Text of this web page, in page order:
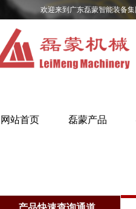
欢迎来到广东磊蒙智能装备
网站首页 磊蒙产品